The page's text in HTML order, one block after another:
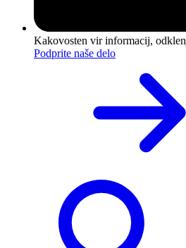
Kakovosten vir informacij,
Podprite naše delo